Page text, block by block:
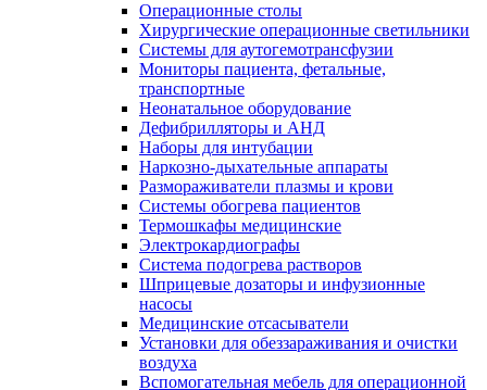
Операционные столы
Хирургические операционные светильники
Системы для аутогемотрансфузии
Мониторы пациента, фетальные,
транспортные
Неонатальное оборудование
Дефибрилляторы и АНД
Наборы для интубации
Наркозно-дыхательные аппараты
Размораживатели плазмы и крови
Системы обогрева пациентов
Термошкафы медицинские
Электрокардиографы
Cистема подогрева растворов
Шприцевые дозаторы и инфузионные
насосы
Медицинские отсасыватели
Установки для обеззараживания и очистки
воздуха
Вспомогательная мебель для операционной